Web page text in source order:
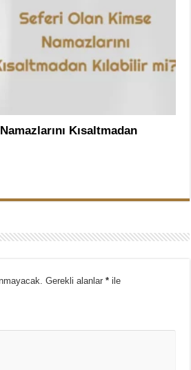
Kısaltmadan
Gerekli alanlar* ile